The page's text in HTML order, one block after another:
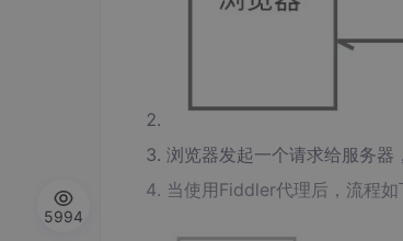
浏览器发起一个请求给服务器
当使用Fiddler代理后，流程如
5994